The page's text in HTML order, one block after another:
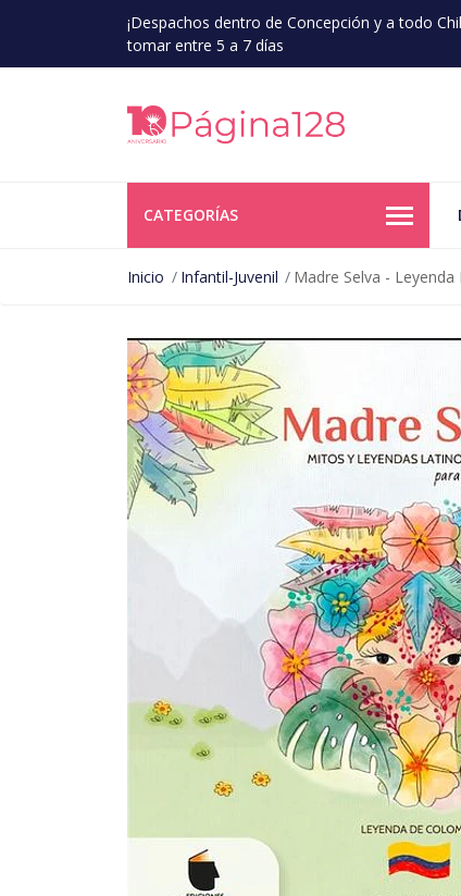
¡Despachos dentro de Concepción y a todo
tomar entre 5 a 7 días
CATEGORÍAS
Inicio Infantil-Juvenil Madre Selva -